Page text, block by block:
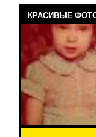
КРАСИВЫЕ